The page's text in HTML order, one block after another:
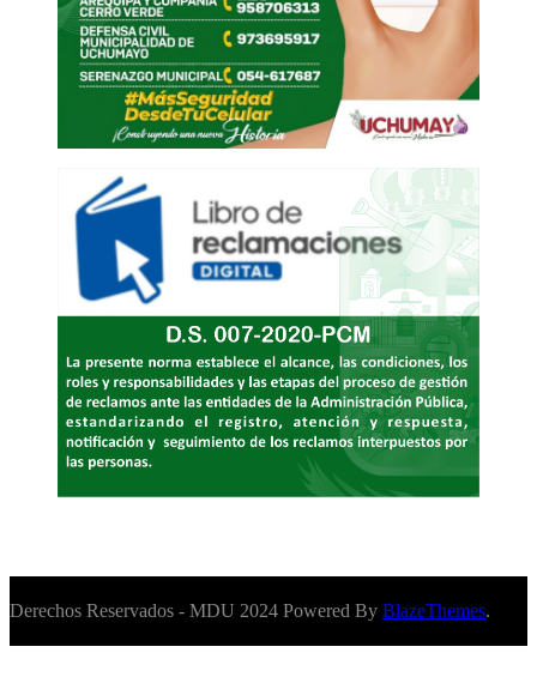
Derechos Reservados - MDU 2024 Powered By BlazeThemes.